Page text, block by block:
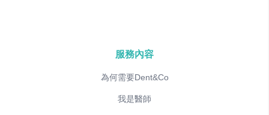
服務內容
為何需要Dent&Co
我是醫師